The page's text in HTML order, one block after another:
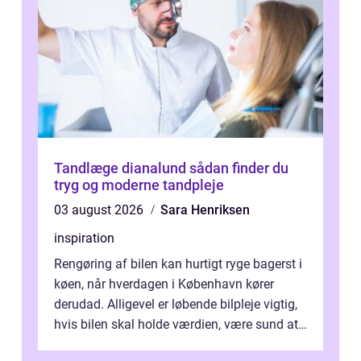
Tandlæge dianalund sådan finder du
tryg og moderne tandpleje
03 august 2026
Sara Henriksen
inspiration
Rengøring af bilen kan hurtigt ryge bagerst i
køen, når hverdagen i København kører
derudad. Alligevel er løbende bilpleje vigtig,
hvis bilen skal holde værdien, være sund at